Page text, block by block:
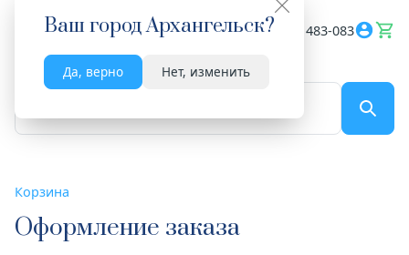
Ваш городАрхангельск?
Да, верно Нет, изменить
Весь сайт 8182 483-083
Корзина
Оформление заказа